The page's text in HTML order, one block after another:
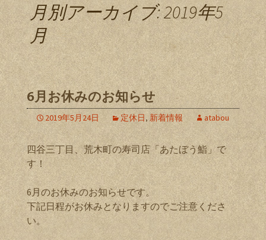
月別アーカイブ: 2019年5
月
6月お休みのお知らせ
2019年5月24日 定休日, 新着情報 atabou
四谷三丁目、荒木町の寿司店「あたぼう鮨」で
す！
6月のお休みのお知らせです。
下記日程がお休みとなりますのでご注意くださ
い。